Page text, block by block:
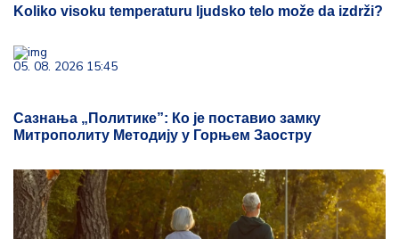
Koliko visoku temperaturu ljudsko telo može da izdrži?
05. 08. 2026 15:45
Сазнања „Политике”: Ко је поставио замку
Митрополиту Методију у Горњем Заостру